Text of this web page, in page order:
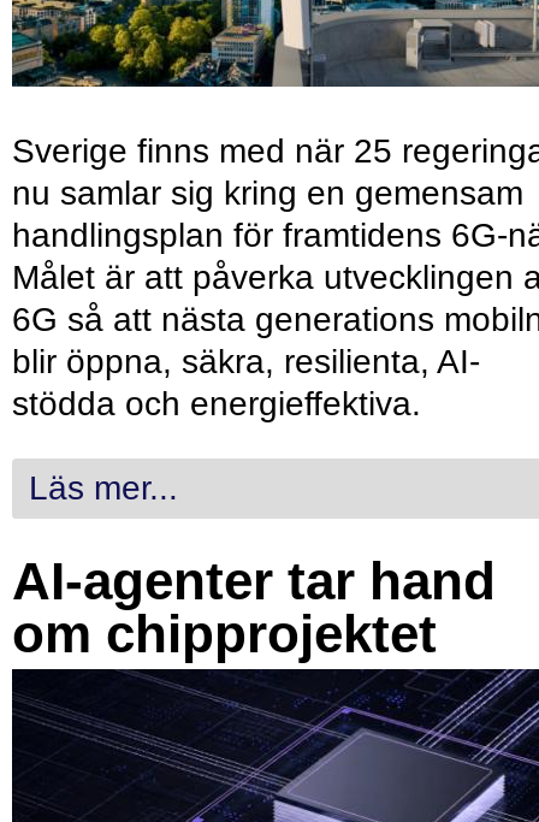
Sverige finns med när 25
nu samlar sig kring en gemensam
handlingsplan för framtidens 6G-
Målet är att påverka utvecklingen
6G så att nästa generations
blir öppna, säkra, resilienta, AI-
stödda och energieffektiva.
Läs mer...
AI-agenter tar hand
om chipprojektet